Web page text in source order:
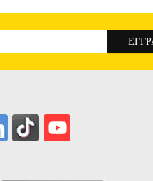
Και κάποιος δε θέλει να τα
δε θα ξεχάσουν ποτέΠΕΤΡΑ